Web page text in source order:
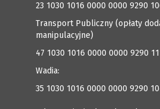
23 1030 1016 0000 0000 9290
Transport Publiczny (opłaty
manipulacyjne)
47 1030 1016 0000 0000 9290
Wadia:
35 1030 1016 0000 0000 9290